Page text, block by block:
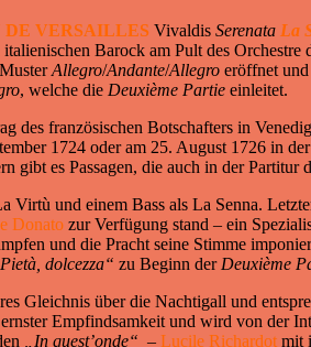
DE VERSAILLES Vivaldis Serenata La
Barock am Pult des
Allegro/Andante/Allegro eröffnet
, welche die Deuxième Partie einleitet.
des französischen Botschafters in
1724 oder am 25. August 1726 in
gibt es Passagen, die auch in der Partitur
Virtù und einem Bass als La Senna.
Donato zur Verfügung stand – ein
und die Pracht seine Stimme
„Pietà, dolcezza“ zu Beginn der Deuxième
Gleichnis über die Nachtigall und
Empfindsamkeit und wird von der
„In quest’onde“ – Lucile Richardot mit